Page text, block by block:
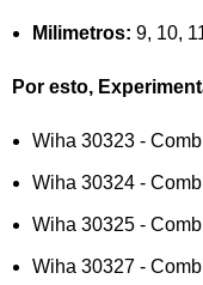
Milimetros: 9, 10,
Por esto,
Wiha30323 -
Wiha30324 -
Wiha30325 -
Wiha30327 -